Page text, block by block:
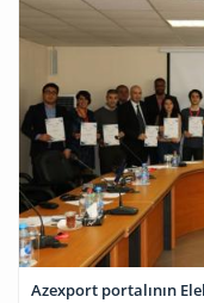
Azexport portalının